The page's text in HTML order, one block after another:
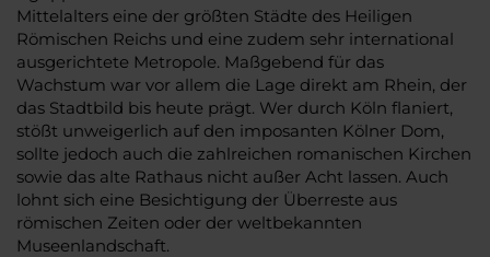
Mittelalters eine der größten Städte des Heiligen
Römischen Reichs und eine zudem sehr international
ausgerichtete Metropole. Maßgebend für das
Wachstum war vor allem die Lage direkt am Rhein, der
das Stadtbild bis heute prägt. Wer durch Köln flaniert,
stößt unweigerlich auf den imposanten Kölner Dom,
sollte jedoch auch die zahlreichen romanischen Kirchen
sowie das alte Rathaus nicht außer Acht lassen. Auch
lohnt sich eine Besichtigung der Überreste aus
römischen Zeiten oder der weltbekannten
Museenlandschaft.